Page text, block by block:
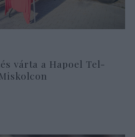
várta a Hapoel Tel-